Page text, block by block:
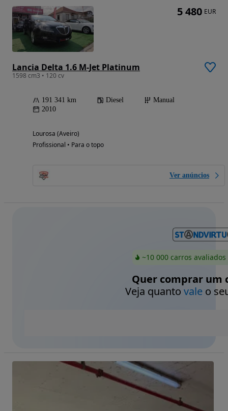
Lancia Delta 1.6 M-Jet Platinum
1598 cm3 • 120 cv
191 341 km Diesel
Manual
2010
Lourosa (Aveiro)
Profissional • Para o topo
Ver anúncios
5 480 EUR
~10 000 carros
Quer comprar um
Veja quanto valeo